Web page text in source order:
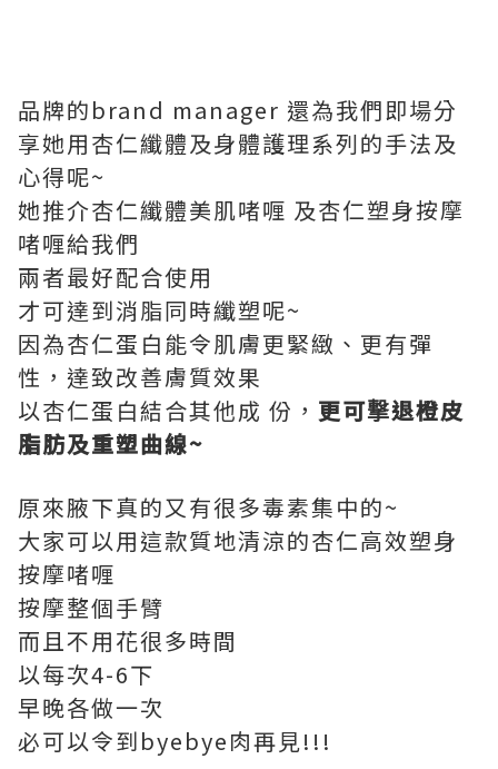
品牌的brand manager 還為我們即場分
享她用杏仁纖體及身體護理系列的手法及
心得呢~
她推介杏仁纖體美肌啫喱 及杏仁塑身按摩
啫喱給我們
兩者最好配合使用
才可達到消脂同時纖塑呢~
因為杏仁蛋白能令肌膚更緊緻、更有彈
性，達致改善膚質效果
以杏仁蛋白結合其他成 份， 更可撃退橙皮
脂肪及重塑曲線~
原來腋下真的又有很多毒素集中的~
大家可以用這款質地清涼的杏仁高效塑身
按摩啫喱
按摩整個手臂
而且不用花很多時間
以每次4-6下
早晚各做一次
必可以令到byebye肉再見!!!